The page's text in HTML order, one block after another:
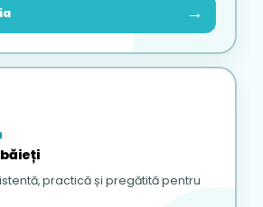
→
practică și pregătită pentru